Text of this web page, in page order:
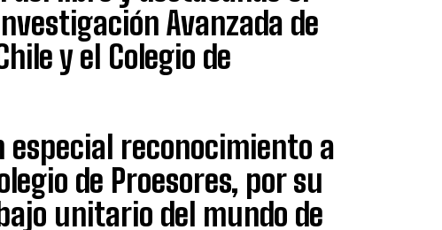
Avanzada de
y el Colegio de
especial reconocimiento a
de Proesores, por su
unitario del mundo de